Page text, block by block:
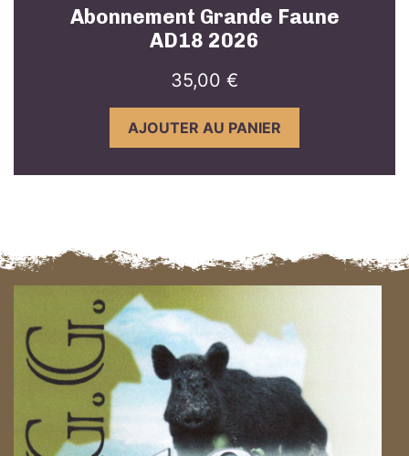
Abonnement Grande Faune
AD18 2026
35,00 €
AJOUTER AU PANIER